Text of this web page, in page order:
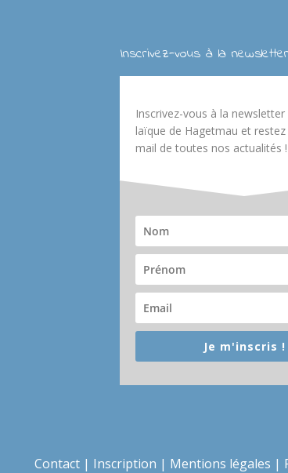
Inscrivez-vous à la newsletter
Inscrivez-vous à la newsletter
laïque de Hagetmau et
mail de toutes nos actualités !
Je m'inscris !
Contact| Inscription | Mentions légales |